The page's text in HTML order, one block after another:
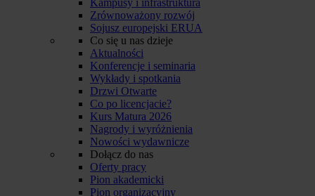
Zrównoważony rozwój
Sojusz europejski ERUA
Co się u nas dzieje
Aktualności
Konferencje i seminaria
Wykłady i spotkania
Drzwi Otwarte
Co po licencjacie?
Kurs Matura 2026
Nagrody i wyróżnienia
Nowości wydawnicze
Dołącz do nas
Oferty pracy
Pion akademicki
Pion organizacyjny